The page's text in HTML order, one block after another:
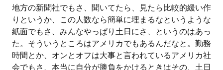
地方の新聞社でもさ、聞いてたら、見たら比較的緩い作
りというか、この人数なら簡単に埋まるなというような
紙面でもさ、みんなやっぱり土日にさ、というのはあっ
た。そういうところはアメリカでもあるんだなと。勤務
時間とか、オンとオフは大事と言われているアメリカ社
会でもさ、本当に自分が勝負をかけるときはその、土日